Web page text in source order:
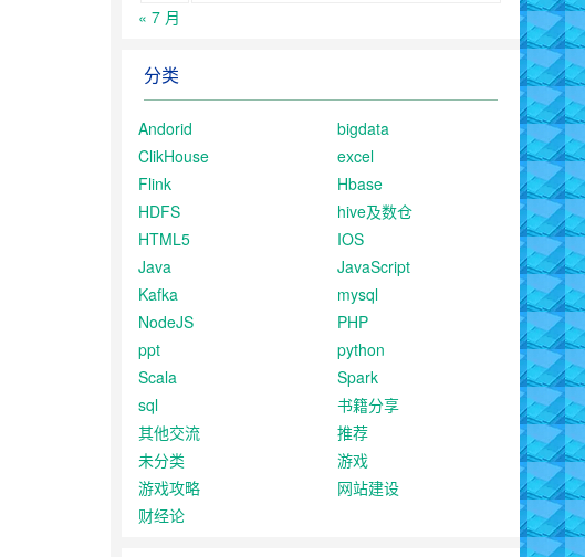
« 7 月
分类
Andorid
bigdata
ClikHouse
excel
Flink
Hbase
HDFS
hive及数仓
HTML5
IOS
Java
JavaScript
Kafka
mysql
NodeJS
PHP
ppt
python
Scala
Spark
sql
书籍分享
其他交流
推荐
未分类
游戏
游戏攻略
网站建设
财经论